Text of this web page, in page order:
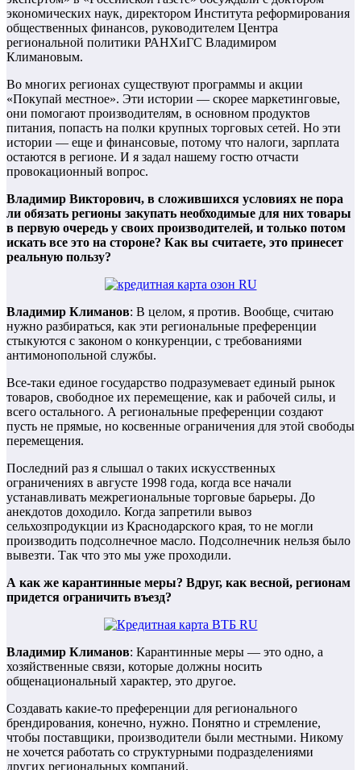
экономических наук, директором Института реформирования
общественных финансов, руководителем Центра
региональной политики РАНХиГС Владимиром
Климановым.
Во многих регионах существуют программы и акции
«Покупай местное». Эти истории — скорее маркетинговые,
они помогают производителям, в основном продуктов
питания, попасть на полки крупных торговых сетей. Но эти
истории — еще и финансовые, потому что налоги, зарплата
остаются в регионе. И я задал нашему гостю отчасти
провокационный вопрос.
Владимир Викторович, в сложившихся условиях не пора
ли обязать регионы закупать необходимые для них товары
в первую очередь у своих производителей, и только потом
искать все это на стороне? Как вы считаете, это принесет
реальную пользу?
Владимир Климанов: В целом, я против. Вообще, считаю
нужно разбираться, как эти региональные преференции
стыкуются с законом о конкуренции, с требованиями
антимонопольной службы.
Все-таки единое государство подразумевает единый рынок
товаров, свободное их перемещение, как и рабочей силы, и
всего остального. А региональные преференции создают
пусть не прямые, но косвенные ограничения для этой свободы
перемещения.
Последний раз я слышал о таких искусственных
ограничениях в августе 1998 года, когда все начали
устанавливать межрегиональные торговые барьеры. До
анекдотов доходило. Когда запретили вывоз
сельхозпродукции из Краснодарского края, то не могли
производить подсолнечное масло. Подсолнечник нельзя было
вывезти. Так что это мы уже проходили.
А как же карантинные меры? Вдруг, как весной, регионам
придется ограничить въезд?
Владимир Климанов: Карантинные меры — это одно, а
хозяйственные связи, которые должны носить
общенациональный характер, это другое.
Создавать какие-то преференции для регионального
брендирования, конечно, нужно. Понятно и стремление,
чтобы поставщики, производители были местными. Никому
не хочется работать со структурными подразделениями
других региональных компаний.